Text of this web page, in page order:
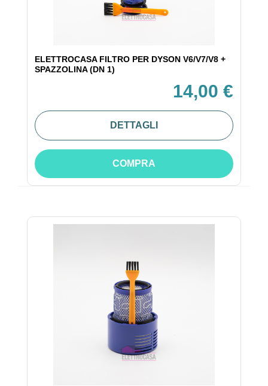
ELETTROCASA FILTRO PER DYSON V6/V7/V8 +
SPAZZOLINA (DN 1)
14,00 €
DETTAGLI
COMPRA